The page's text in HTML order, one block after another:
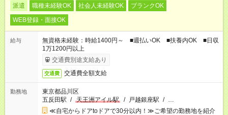
派遣 職種未経験OK 社会人未経験OK
ブランクOK
WEB登録・面接OK
給与
無資格未経験：時給1400円～ ■週払いOK ■扶養内OK ■日収
1万1200円以上
交通費別途支給あり
交通費 交通費全額支給
勤務地
東京都品川区
五反田駅 / 天王洲アイル駅 / 戸越銀座駅 / …
≪自宅からドアtoドアで30分以内！≫ご希望の勤務地を紹介